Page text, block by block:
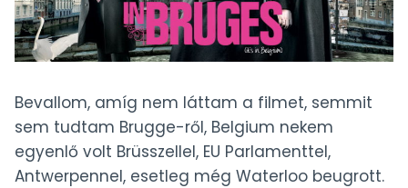
Bevallom, amíg nem láttam a filmet, semmit
sem tudtam Brugge-ről, Belgium nekem
egyenlő volt Brüsszellel, EU Parlamenttel,
Antwerpennel, esetleg még Waterloo beugrott.